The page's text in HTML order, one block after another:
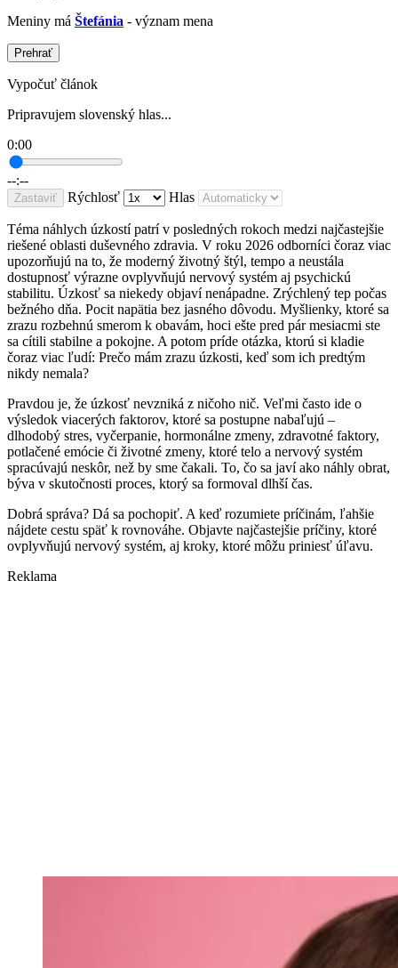
Meniny má Štefánia - význam mena
Prehrať
Vypočuť článok
Pripravujem slovenský hlas...
0:00
--:--
Zastaviť Rýchlosť Hlas
Téma náhlych úzkostí patrí v posledných rokoch medzi najčastejšie
riešené oblasti duševného zdravia. V roku 2026 odborníci čoraz viac
upozorňujú na to, že moderný životný štýl, tempo a neustála
dostupnosť výrazne ovplyvňujú nervový systém aj psychickú
stabilitu. Úzkosť sa niekedy objaví nenápadne. Zrýchlený tep počas
bežného dňa. Pocit napätia bez jasného dôvodu. Myšlienky, ktoré sa
zrazu rozbehnú smerom k obavám, hoci ešte pred pár mesiacmi ste
sa cítili stabilne a pokojne. A potom príde otázka, ktorú si kladie
čoraz viac ľudí: Prečo mám zrazu úzkosti, keď som ich predtým
nikdy nemala?
Pravdou je, že úzkosť nevzniká z ničoho nič. Veľmi často ide o
výsledok viacerých faktorov, ktoré sa postupne nabaľujú –
dlhodobý stres, vyčerpanie, hormonálne zmeny, zdravotné faktory,
potlačené emócie či životné zmeny, ktoré telo a nervový systém
spracúvajú neskôr, než by sme čakali. To, čo sa javí ako náhly obrat,
býva v skutočnosti proces, ktorý sa formoval dlhší čas.
Dobrá správa? Dá sa pochopiť. A keď rozumiete príčinám, ľahšie
nájdete cestu späť k rovnováhe. Objavte najčastejšie príčiny, ktoré
ovplyvňujú nervový systém, aj kroky, ktoré môžu priniesť úľavu.
Reklama